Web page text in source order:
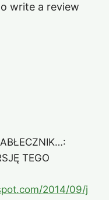
write a review
TEGO
2014/09/j